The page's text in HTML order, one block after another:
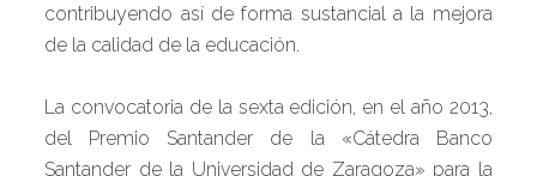
contribuyendo así de forma sustancial a la mejora
de la calidad de la educación.
La convocatoria de la sexta edición, en el año 2013,
del Premio Santander de la «Cátedra Banco
Santander de la Universidad de Zaragoza» para la